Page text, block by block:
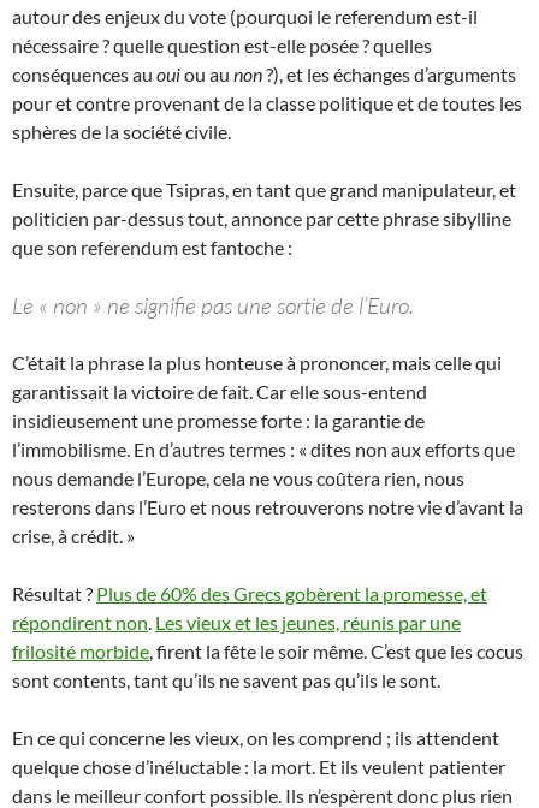
autour des enjeux du vote (pourquoi le referendum est-il
nécessaire ? quelle question est-elle posée ? quelles
conséquences au ouiou au non?), et les échanges d’arguments
pour et contre provenant de la classe politique et de toutes les
sphères de la société civile.
Ensuite, parce que Tsipras, en tant que grand manipulateur, et
politicien par-dessus tout, annonce par cette phrase sibylline
que son referendum est fantoche :
Le « non » ne signifie pas une sortie de l’Euro.
C’était la phrase la plus honteuse à prononcer, mais celle qui
garantissait la victoire de fait. Car elle sous-entend
insidieusement une promesse forte : la garantie de
l’immobilisme. En d’autres termes : « dites non aux efforts que
nous demande l’Europe, cela ne vous coûtera rien, nous
resterons dans l’Euro et nous retrouverons notre vie d’avant la
crise, à crédit. »
Résultat ? Plus de 60% des Grecs gobèrent la promesse, et
répondirent non Les vieux et les jeunes, réunis par une
frilosité morbide , firent la fête le soir même. C’est que les cocus
sont contents, tant qu’ils ne savent pas qu’ils le sont.
En ce qui concerne les vieux, on les comprend ; ils attendent
quelque chose d’inéluctable : la mort. Et ils veulent patienter
dans le meilleur confort possible. Ils n’espèrent donc plus rien